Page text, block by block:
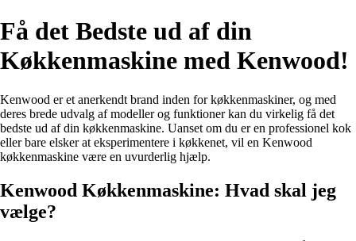
Få det Bedste ud af din
Køkkenmaskine med Kenwood!
Kenwood er et anerkendt brand inden for køkkenmaskiner, og med
deres brede udvalg af modeller og funktioner kan du virkelig få det
bedste ud af din køkkenmaskine. Uanset om du er en professionel kok
eller bare elsker at eksperimentere i køkkenet, vil en Kenwood
køkkenmaskine være en uvurderlig hjælp.
Kenwood Køkkenmaskine: Hvad skal jeg
vælge?